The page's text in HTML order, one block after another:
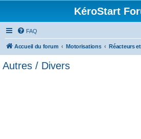
KéroStart
FAQ
Accueil du forum Motorisations
Autres / Divers